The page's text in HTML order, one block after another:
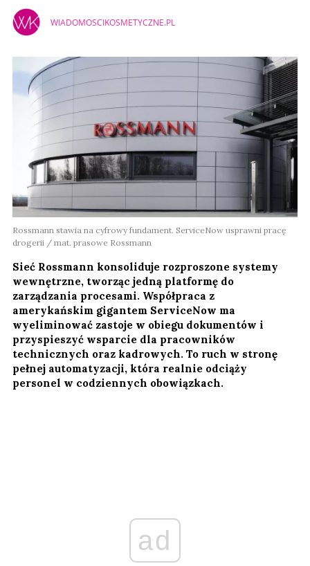
WIADOMOSCIKOSMETYCZNE.PL
Rossmann stawia na cyfrowy fundament. ServiceNow usprawni pracę
drogerii / mat. prasowe Rossmann
Sieć Rossmann konsoliduje rozproszone systemy
wewnętrzne, tworząc jedną platformę do
zarządzania procesami. Współpraca z
amerykańskim gigantem ServiceNow ma
wyeliminować zastoje w obiegu dokumentów i
przyspieszyć wsparcie dla pracowników
technicznych oraz kadrowych. To ruch w stronę
pełnej automatyzacji, która realnie odciąży
personel w codziennych obowiązkach.
ad